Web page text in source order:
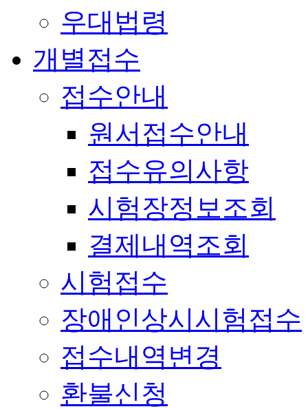
우대법령
개별접수
접수안내
원서접수안내
접수유의사항
시험장정보조회
결제내역조회
시험접수
장애인상시시험접수
접수내역변경
환불신청